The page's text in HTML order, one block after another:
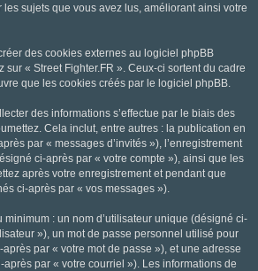
sujets que vous avez lus, améliorant ainsi votre
des cookies externes au logiciel phpBB
« Street Fighter.FR ». Ceux-ci sortent du cadre
que les cookies créés par le logiciel phpBB.
des informations s’effectue par le biais des
Cela inclut, entre autres : la publication en
par « messages d’invités »), l’enregistrement
ci-après par « votre compte »), ainsi que les
après votre enregistrement et pendant que
ci-après par « vos messages »).
minimum : un nom d’utilisateur unique (désigné ci-
»), un mot de passe personnel utilisé pour
par « votre mot de passe »), et une adresse
par « votre courriel »). Les informations de